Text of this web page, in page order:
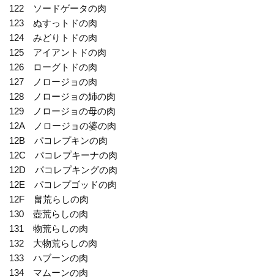
122 ソードゲータの肉
123 ぬすっトドの肉
124 みどりトドの肉
125 アイアントドの肉
126 ローグトドの肉
127 ノロージョの肉
128 ノロージョの姉の肉
129 ノロージョの母の肉
12A ノロージョの婆の肉
12B パコレプキンの肉
12C パコレプキーナの肉
12D パコレプキングの肉
12E パコレプゴッドの肉
12F 畠荒らしの肉
130 壺荒らしの肉
131 物荒らしの肉
132 大物荒らしの肉
133 ハブーンの肉
134 マムーンの肉